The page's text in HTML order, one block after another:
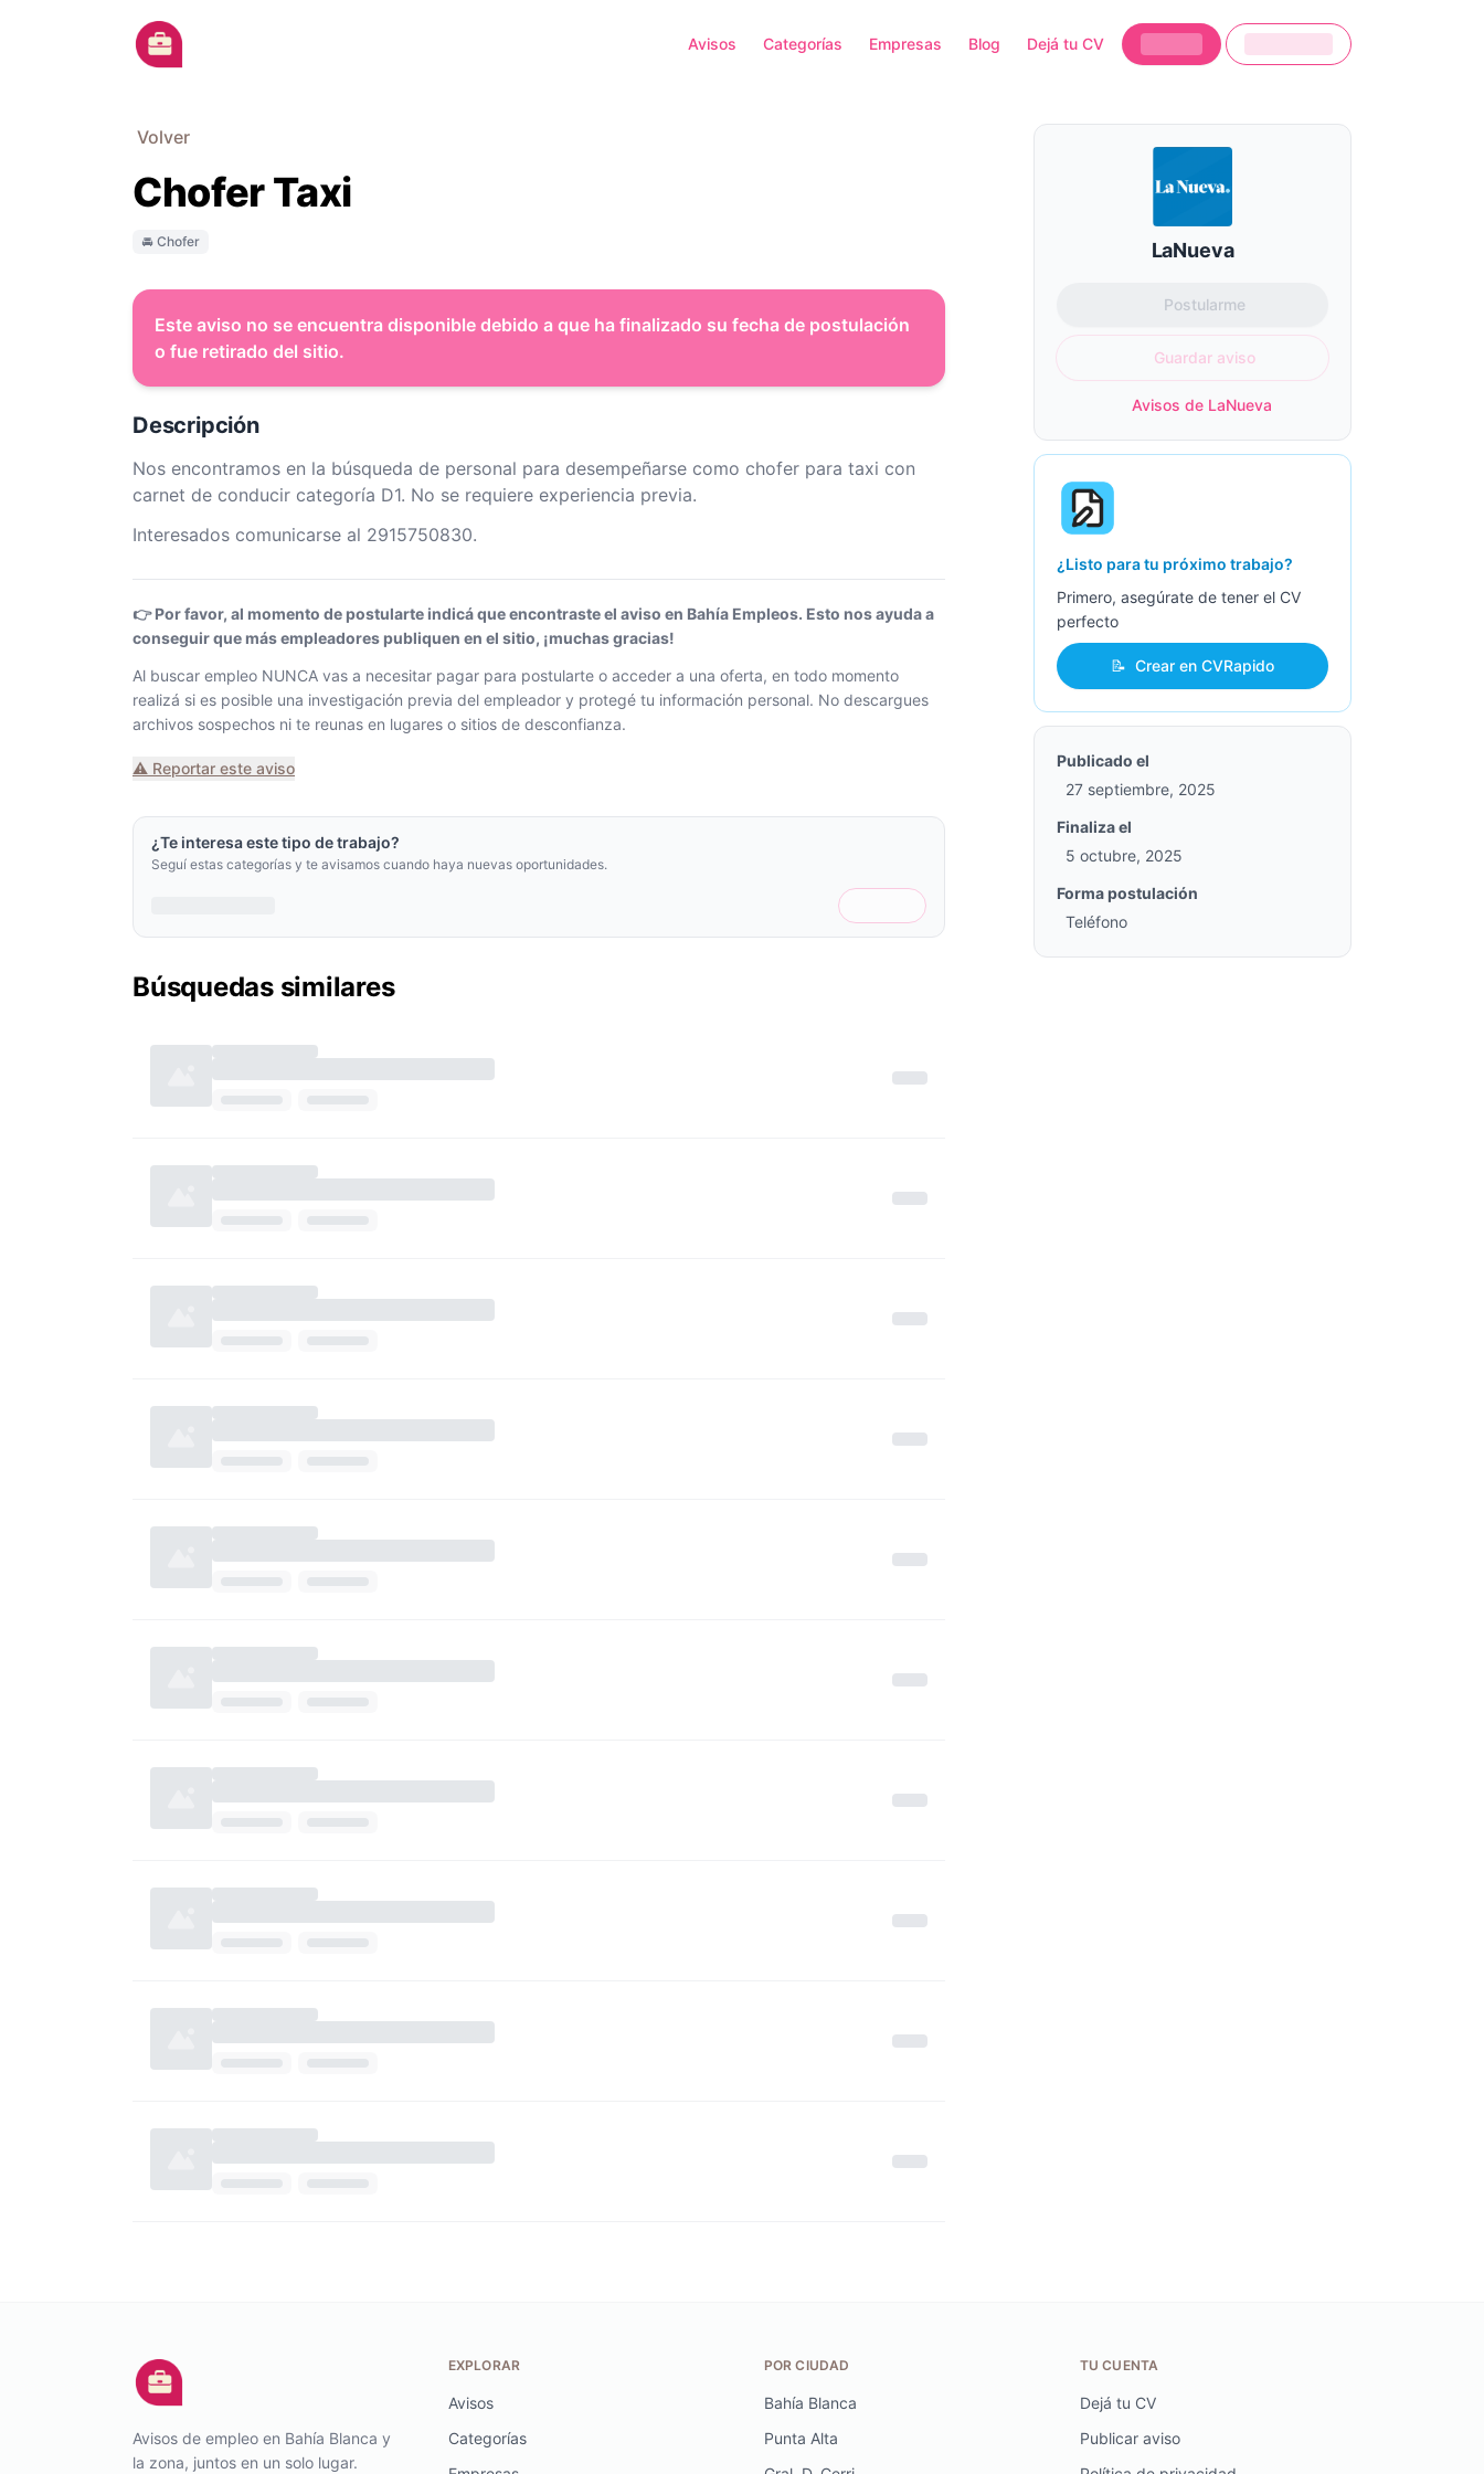
Avisos Categorías Empresas Blog Dejá tu CV
Volver
Chofer Taxi
🚘 Chofer
Este aviso no se encuentra disponible debido a que ha finalizado su fecha de postulación
o fue retirado del sitio.
Descripción
Nos encontramos en la búsqueda de personal para desempeñarse como chofer para taxi con
carnet de conducir categoría D1. No se requiere experiencia previa.
Interesados comunicarse al 2915750830.
👉 Por favor, al momento de postularte indicá que encontraste el aviso en Bahía Empleos. Esto nos ayuda a
conseguir que más empleadores publiquen en el sitio, ¡muchas gracias!
Al buscar empleo NUNCA vas a necesitar pagar para postularte o acceder a una oferta, en todo momento
realizá si es posible una investigación previa del empleador y protegé tu información personal. No descargues
archivos sospechos ni te reunas en lugares o sitios de desconfianza.
⚠️ Reportar este aviso
¿Te interesa este tipo de trabajo?
Seguí estas categorías y te avisamos cuando haya nuevas oportunidades.
Búsquedas similares
LaNueva
Postularme
Guardar aviso
Avisos de LaNueva
¿Listo para tu próximo trabajo?
Primero, asegúrate de tener el CV
perfecto
📝 Crear en CVRapido
Publicado el
27 septiembre, 2025
Finaliza el
5 octubre, 2025
Forma postulación
Teléfono
Avisos de empleo en Bahía Blanca y
la zona, juntos en un solo lugar.
TU CUENTA
Dejá tu CV
Publicar aviso
EXPLORAR
Avisos
Categorías
POR CIUDAD
Bahía Blanca
Punta Alta